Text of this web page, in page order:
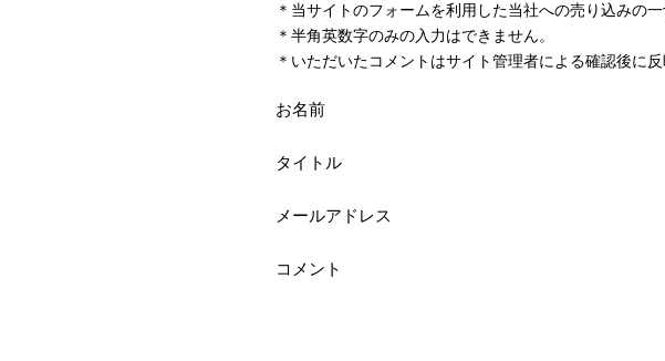
＊当サイトのフォームを利用した当社への売り込みの一
＊半角英数字のみの入力はできません。
＊いただいたコメントはサイト管理者による確認後に反
お名前
タイトル
メールアドレス
コメント